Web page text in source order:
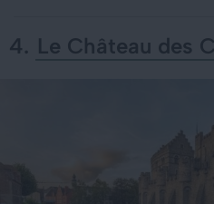
4. Le Château des